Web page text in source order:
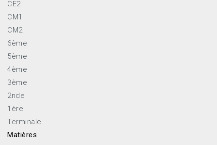
CE2
CM1
CM2
6ème
5ème
4ème
3ème
2nde
1ère
Terminale
Matières